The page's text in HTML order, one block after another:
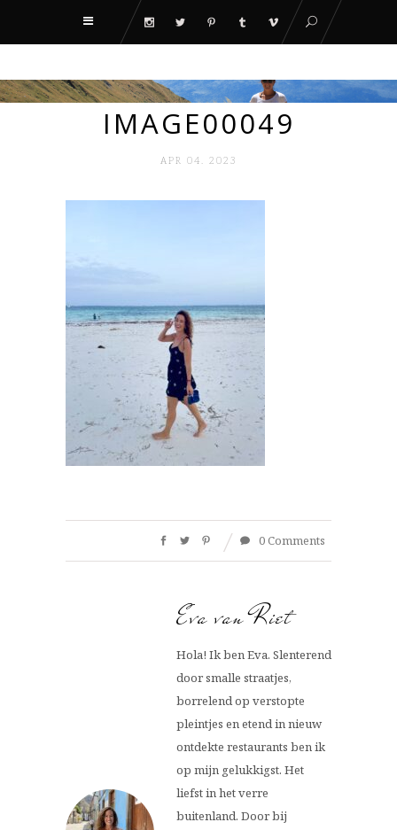
IMAGE00049
APR 04. 2023
0 Comments
Eva van Riet
Hola! Ik ben Eva. Slenterend
door smalle straatjes,
borrelend op verstopte
pleintjes en etend in nieuw
ontdekte restaurants ben ik
op mijn gelukkigst. Het
liefst in het verre
buitenland. Door bij